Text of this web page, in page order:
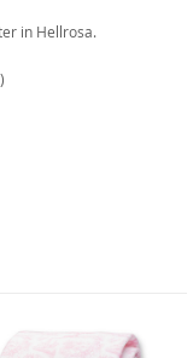
in Hellrosa.